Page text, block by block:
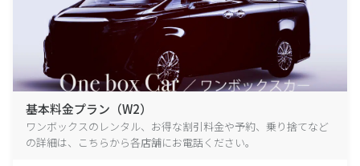
基本料金プラン（W2）
ワンボックスのレンタル、お得な割引料金や予約、乗り捨てなど
の詳細は、こちらから各店舗にお電話ください。